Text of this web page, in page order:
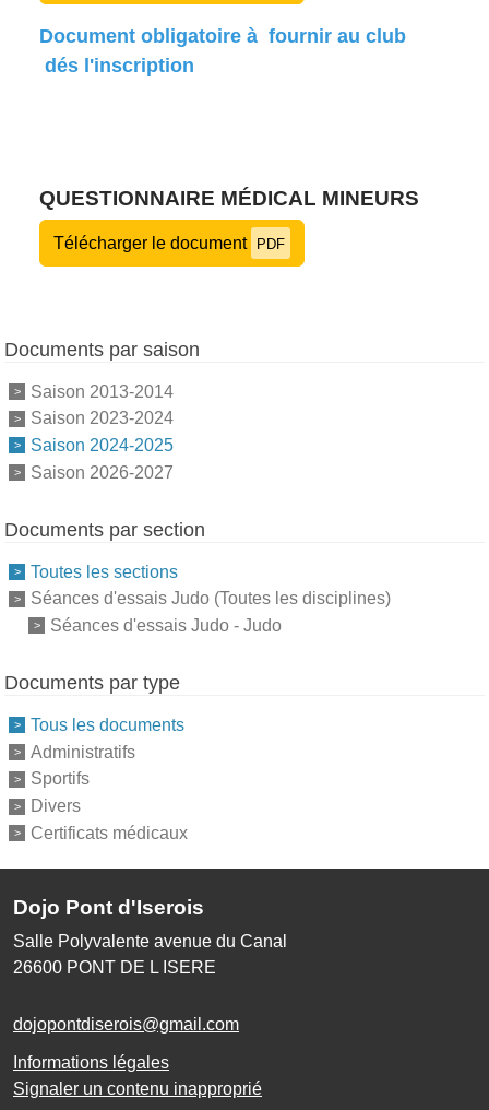
Document obligatoire à fournir au club
dés l'inscription
QUESTIONNAIRE MÉDICAL MINEURS
Télécharger le document PDF
Documents par saison
Saison 2013-2014
Saison 2023-2024
Saison 2024-2025
Saison 2026-2027
Documents par section
Toutes les sections
Séances d'essais Judo (Toutes les disciplines)
Séances d'essais Judo - Judo
Documents par type
Tous les documents
Administratifs
Sportifs
Divers
Certificats médicaux
Dojo Pont d'Iserois
Salle Polyvalente avenue du Canal
26600 PONT DE L ISERE
dojopontdiserois@gmail.com
Informations légales
Signaler un contenu inapproprié